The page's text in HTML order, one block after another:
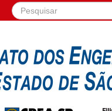
Pesquisar...